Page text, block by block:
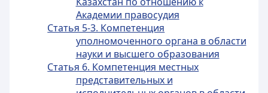
Академии правосудия
Статья 5-3. Компетенция
уполномоченного органа в области
науки и высшего образования
Статья 6. Компетенция местных
представительных и